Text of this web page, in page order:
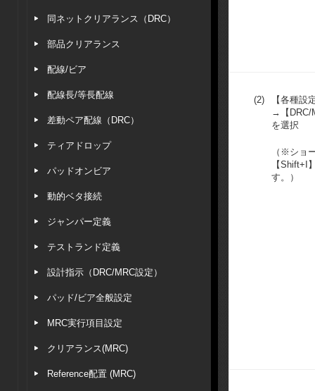
同ネットクリアランス（DRC）
部品クリアランス
配線/ビア
配線長/等長配線
差動ペア配線（DRC）
ティアドロップ
パッドオンビア
動的ベタ接続
ジャンパー定義
テストランド定義
設計指示（DRC/MRC設定）
パッド/ビア全般設定
MRC実行項目設定
クリアランス(MRC)
Reference配置 (MRC)
(2)
【各種設
→【DRC/
を選択
（※ショ
【Shift+I
す。）